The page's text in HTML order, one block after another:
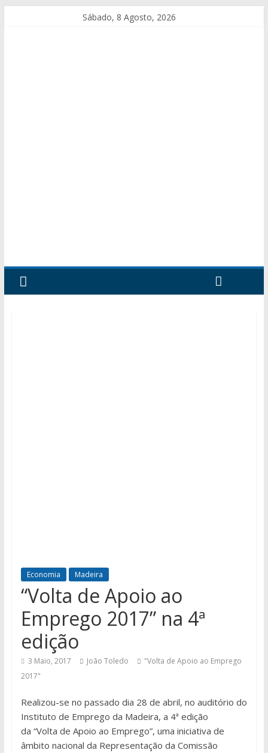
Sábado, 8 Agosto, 2026
Economia Madeira
“Volta de Apoio ao
Emprego 2017” na 4ª
edição
3 Maio, 2017 João Toledo
"Volta de Apoio ao Emprego
2017"
Realizou-se no passado dia 28 de abril, no auditório do
Instituto de Emprego da Madeira, a 4ª edição
da “Volta de Apoio ao Emprego”, uma iniciativa de
âmbito nacional da Representação da Comissão